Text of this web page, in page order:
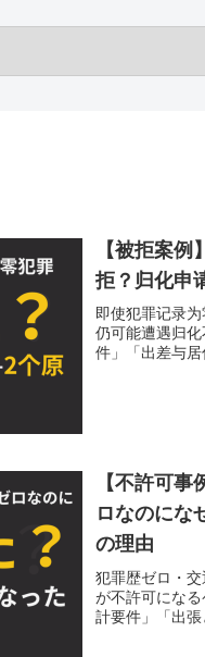
【被拒案
拒？归化申
即使犯罪记录
仍可能遭遇归
件」「出差与
【不許可
ロなのにな
の理由
犯罪歴ゼロ・
が不許可にな
計要件」「出